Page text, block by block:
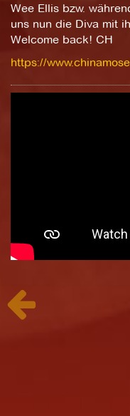
Wee Ellis bzw.
uns nun die Diva mit
Welcome back! CH
https://